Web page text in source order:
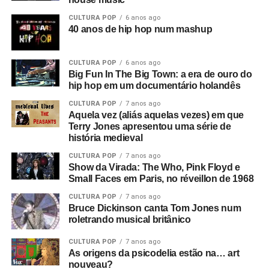
RELATED TOPICS: CLIPPING
CULLEN OMORI
FATHER JOHN MISTY
PISSED JEANS
ROLLING BLACKOUTS COASTAL FEVER
SOUNDGARDEN
SUB POP TAD THE GOTOBEDS
campos de trabalho forçado em uma entrevista que ele
deu a Tony Wilson, curiosamente
(o criador da Factory
era apresentador de talk shows na TV)
como: “Eles serão obrigados a trabalhar como nunca
trabalharam antes”, e isso leva a uma montagem de
é o consumismo – o novo fascismo! Nesse ponto, era
algo local, mas dava a sensação de que algo muito ruim
estava acontecendo e que se tornaria maior.
Então você tem essa coisa de lei e ordem, esse fascismo
corporativo, e aí eu corto para a banda na sala de ensaio.
Parece ótimo, bem underground. Sabe, underground no
sentido político, tipo a resistência francesa. Mas esse era
um underground cultural. Eles eram a resistência contra
tudo isso lá fora.
O que era que havia de tão especial no Joy Division?
CULTURA POP 6 anos ago
40 anos de hip hop num mashup
CULTURA POP 6 anos ago
Big Fun In The Big Town: a era de ouro do
hip hop em um documentário holandês
CULTURA POP 7 anos ago
Aquela vez (aliás aquelas vezes) em que
Terry Jones apresentou uma série de
história medieval
CULTURA POP 7 anos ago
Show da Virada: The Who, Pink Floyd e
Small Faces em Paris, no réveillon de 1968
CULTURA POP 7 anos ago
Bruce Dickinson canta Tom Jones num
roletrando musical britânico
CULTURA POP 7 anos ago
As origens da psicodelia estão na… art
nouveau?